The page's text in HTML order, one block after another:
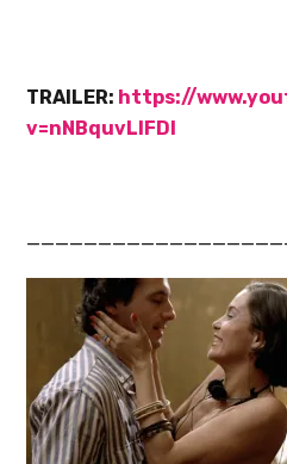
TRAILER: https://
v=nNBquvLlFDI